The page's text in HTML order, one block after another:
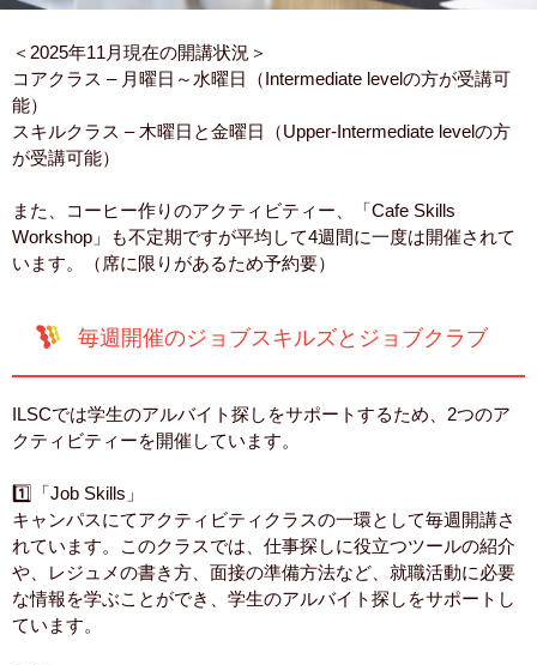
＜2025年11月現在の開講状況＞
コアクラス – 月曜日～水曜日（Intermediate levelの方が受講可
能）
スキルクラス – 木曜日と金曜日（Upper-Intermediate levelの方
が受講可能）
また、コーヒー作りのアクティビティー、「Cafe Skills
Workshop」も不定期ですが平均して4週間に一度は開催されて
います。（席に限りがあるため予約要）
毎週開催のジョブスキルズとジョブクラブ
ILSCでは学生のアルバイト探しをサポートするため、2つのア
クティビティーを開催しています。
1️⃣「Job Skills」
キャンパスにてアクティビティクラスの一環として毎週開講さ
れています。このクラスでは、仕事探しに役立つツールの紹介
や、レジュメの書き方、面接の準備方法など、就職活動に必要
な情報を学ぶことができ、学生のアルバイト探しをサポートし
ています。